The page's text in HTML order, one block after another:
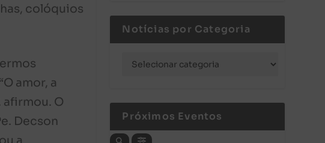
colóquios
amor, a
O
Decson
Notícias por Categoria
Próximos Eventos